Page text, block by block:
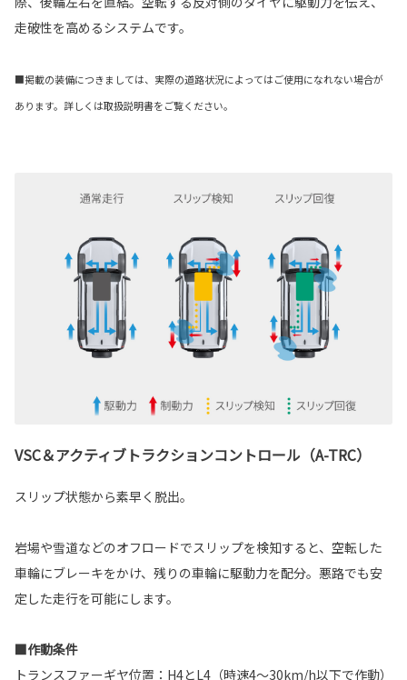
走破性を高めるシステムです。
■掲載の装備につきましては、実際の道路状況によってはご使用になれない場合が
あります。詳しくは取扱説明書をご覧ください。
VSC＆アクティブトラクションコントロール（A-TRC）
スリップ状態から素早く脱出。
岩場や雪道などのオフロードでスリップを検知すると、空転した
車輪にブレーキをかけ、残りの車輪に駆動力を配分。悪路でも安
定した走行を可能にします。
■作動条件
トランスファーギヤ位置：H4とL4（時速4～30km/h以下で作動）